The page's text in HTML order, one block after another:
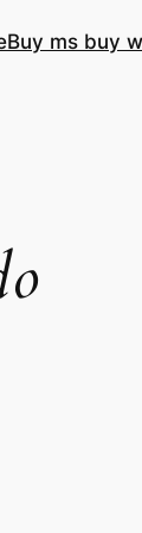
Buy ms buy